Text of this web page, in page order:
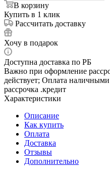
В корзину
Купить в 1 клик
Рассчитать доставку
Хочу в подарок
Доступна доставка по РБ
Важно при оформление
действует; Оплата
рассрочка .кредит
Характеристики
Описание
Как купить
Оплата
Доставка
Отзывы
Дополнительно